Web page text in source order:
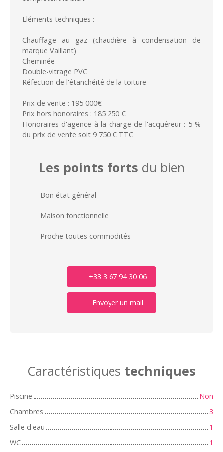
Eléments techniques :
Chauffage au gaz (chaudière à condensation de
marque Vaillant)
Cheminée
Double-vitrage PVC
Réfection de l'étanchéité de la toiture
Prix de vente : 195 000€
Prix hors honoraires : 185 250 €
Honoraires d'agence à la charge de l'acquéreur : 5 %
du prix de vente soit 9 750 € TTC
Les points forts du bien
Bon état général
Maison fonctionnelle
Proche toutes commodités
+33 3 67 94 30 06
Envoyer un mail
Caractéristiques techniques
Piscine
Non
Chambres
3
Salle d'eau
1
WC
1